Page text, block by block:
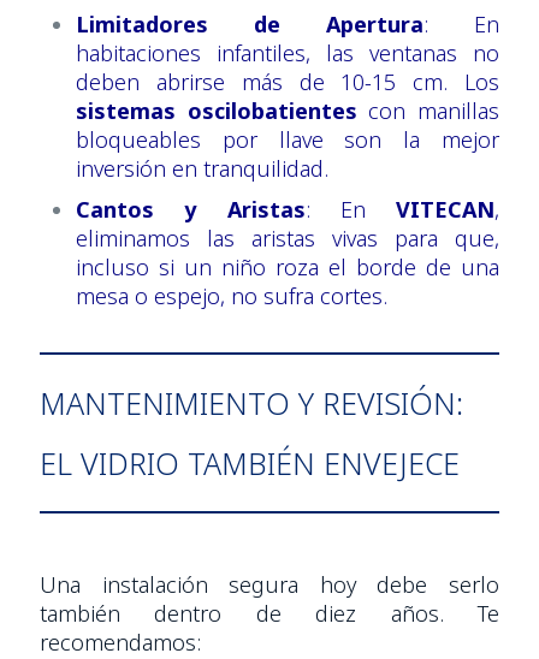
Limitadores de Apertura: En
habitaciones infantiles, las ventanas no
deben abrirse más de 10-15 cm. Los
sistemas oscilobatientes con manillas
bloqueables por llave son la mejor
inversión en tranquilidad.
Cantos y Aristas: En VITECAN,
eliminamos las aristas vivas para que,
incluso si un niño roza el borde de una
mesa o espejo, no sufra cortes.
MANTENIMIENTO Y REVISIÓN:
EL VIDRIO TAMBIÉN ENVEJECE
Una instalación segura hoy debe serlo
también dentro de diez años. Te
recomendamos: